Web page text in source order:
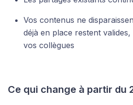
Vos contenus ne
déjà en place restent
vos collègues
Ce qui change à partir du